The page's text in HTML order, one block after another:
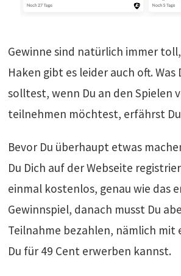
Gewinne sind natürlich immer
Haken gibt es leider auch oft. Was
solltest, wenn Du an den Spielen
teilnehmen möchtest, erfährst
Bevor Du überhaupt etwas
Du Dich auf der Webseite
einmal kostenlos, genau wie das
Gewinnspiel, danach musst Du
Teilnahme bezahlen, nämlich mit
Du für 49 Cent erwerben kannst.